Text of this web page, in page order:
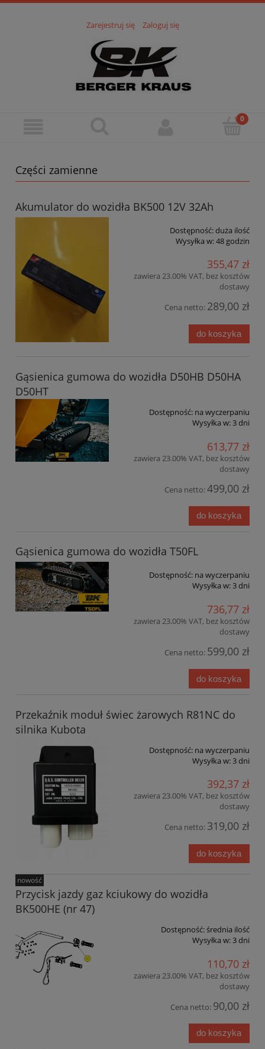
Zarejestruj się Zaloguj się
Części zamienne
Akumulator do wozidła BK500 12V 32Ah
Dostępność:duża ilość
Wysyłka w:48 godzin
355,47 zł
zawiera 23.00% VAT, bez kosztów
dostawy
Cena netto: 289,00 zł
do koszyka
Gąsienica gumowa do wozidła D50HB D50HA
D50HT
Dostępność: na wyczerpaniu
Wysyłka w:3 dni
613,77 zł
zawiera 23.00% VAT, bez kosztów
dostawy
Cena netto:499,00 zł
do koszyka
Gąsienica gumowa do wozidła T50FL
Dostępność: na wyczerpaniu
Wysyłka w:3 dni
736,77 zł
zawiera 23.00% VAT, bez kosztów
dostawy
Cena netto: 599,00 zł
do koszyka
Przekaźnik moduł świec żarowych R81NC do
silnika Kubota
Dostępność: na wyczerpaniu
Wysyłka w:3 dni
392,37 zł
zawiera 23.00% VAT, bez kosztów
dostawy
Cena netto: 319,00 zł
do koszyka
Przycisk jazdy gaz kciukowy do wozidła
BK500HE (nr 47)
Dostępność:średnia ilość
Wysyłka w:3 dni
110,70 zł
zawiera 23.00% VAT, bez kosztów
dostawy
Cena netto: 90,00 zł
do koszyka
nowość